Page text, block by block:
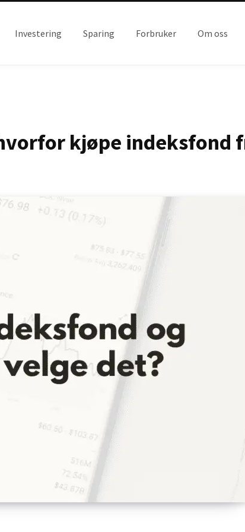
Investering Sparing Forbruker Om oss
kjøpe indeksfond